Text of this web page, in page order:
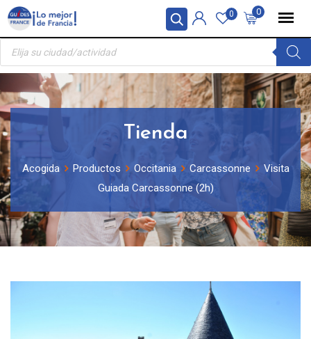
Panel de gestión de cookies
Skip
content
0
0
Búsqueda
productos
Tienda
Acogida Productos Occitania Carcassonne
Visita
Guiada Carcassonne (2h)